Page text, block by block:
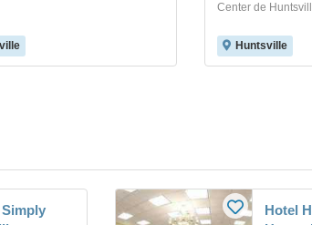
Center de
Huntsville
Hotel